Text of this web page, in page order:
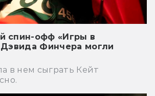
спин-офф «Игры в
Дэвида Финчера могли
в нем сыграть Кейт